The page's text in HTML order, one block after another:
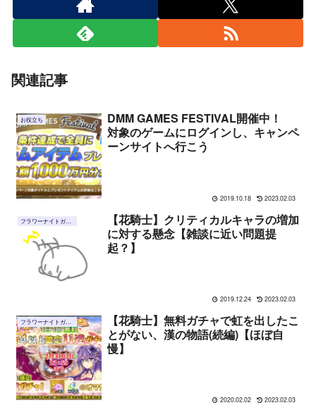
関連記事
お役立ち
DMM GAMES FESTIVAL開催中！
対象のゲームにログインし、キャンペ
ーンサイトへ行こう
2019.10.18 2023.02.03
フラワーナイトガール
【花騎士】クリティカルキャラの増加
に対する懸念【雑談に近い問題提
起？】
2019.12.24 2023.02.03
フラワーナイトガール
【花騎士】無料ガチャで虹を出したこ
とがない、漢の物語(続編)【ほぼ自
慢】
2020.02.02 2023.02.03